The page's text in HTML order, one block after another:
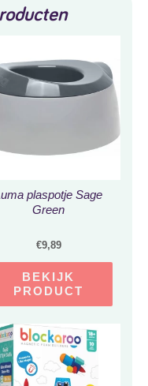
plaspotje Sage
Green
€9,89
BEKIJK
PRODUCT